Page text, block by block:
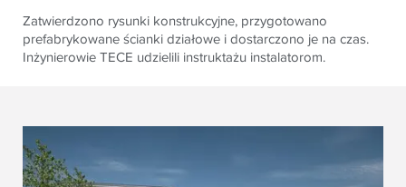
Zatwierdzono rysunki konstrukcyjne, przygotowano
prefabrykowane ścianki działowe i dostarczono je na czas.
InżynierowieTECE udzielili instruktażu instalatorom.